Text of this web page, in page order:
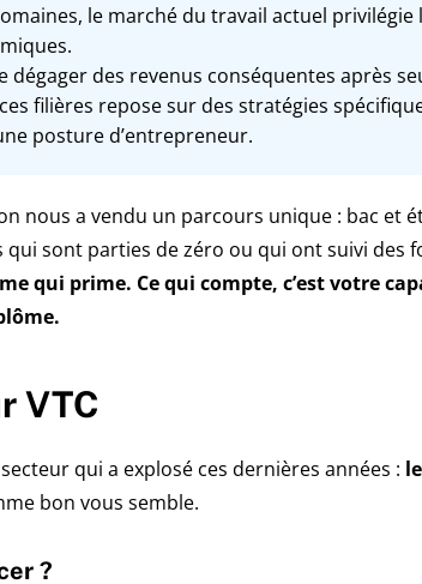
le marché du travail actuel
dégager des revenus conséquentes après
filières repose sur des stratégies
posture d’entrepreneur.
nous a vendu un parcours unique : bac et
qui sont parties de zéro ou qui ont suivi des
qui prime. Ce qui compte, c’est votre
VTC
qui a explosé ces dernières années :
bon vous semble.
?